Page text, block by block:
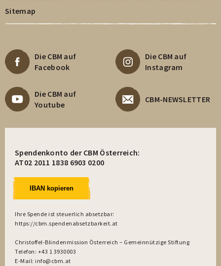
Sitemap
Die CBM auf
Facebook
Die CBM auf
Instagram
Die CBM auf
Youtube
CBM-NEWSLETTER
Spendenkonto der CBM Österreich:
AT02 2011 1838 6903 0200
IBAN kopieren
Ihre Spende ist steuerlich absetzbar:
https://cbm.spendenabsetzbarkeit.at
Christoffel-Blindenmission Österreich – Gemeinnützige Stiftung
Telefon: +43 1 3930003
E-Mail: info@cbm.at